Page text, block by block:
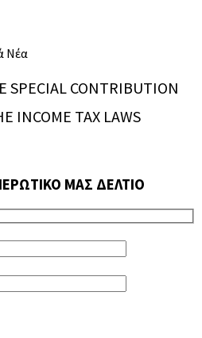
Νέα
SPECIAL CONTRIBUTION
INCOME TAX LAWS
ΜΑΣ ΔΕΛΤΙΟ